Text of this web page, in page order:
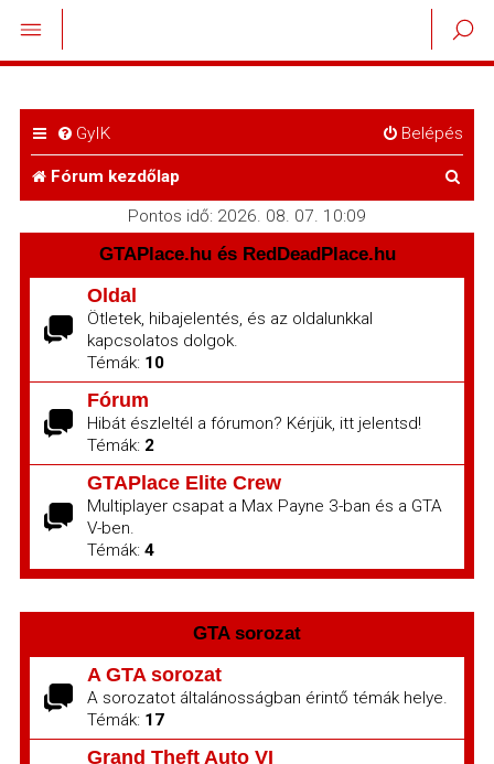
GyIK Belépés
Fórum kezdőlap
e
Pontos idő: 2026. 08. 07. 10:09
GTAPlace.hu és RedDeadPlace.hu
Oldal
Ötletek, hibajelentés, és az oldalunkkal
kapcsolatos dolgok.
Témák: 10
Fórum
Hibát észleltél a fórumon? Kérjük, itt jelentsd!
Témák: 2
GTAPlace Elite Crew
Multiplayer csapat a Max Payne 3-ban és a GTA
V-ben.
Témák: 4
GTA sorozat
A GTA sorozat
A sorozatot általánosságban érintő témák helye.
Témák: 17
Grand Theft Auto VI